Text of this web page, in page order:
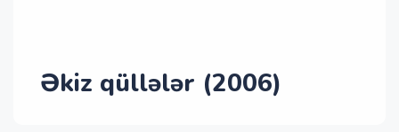
Əkiz qüllələr (2006)